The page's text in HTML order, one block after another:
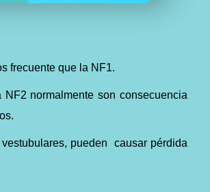
frecuente que la NF1.
normalmente son consecuencia
pueden causar pérdida